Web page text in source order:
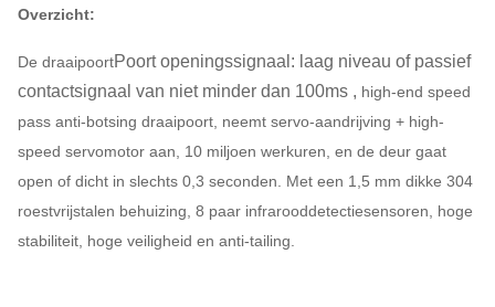
Overzicht:
De draaipoortPoort openingssignaal: laag niveau of passief
contactsignaal van niet minder dan 100ms , high-end speed
pass anti-botsing draaipoort, neemt servo-aandrijving + high-
speed servomotor aan, 10 miljoen werkuren, en de deur gaat
open of dicht in slechts 0,3 seconden. Met een 1,5 mm dikke 304
roestvrijstalen behuizing, 8 paar infrarooddetectiesensoren, hoge
stabiliteit, hoge veiligheid en anti-tailing.